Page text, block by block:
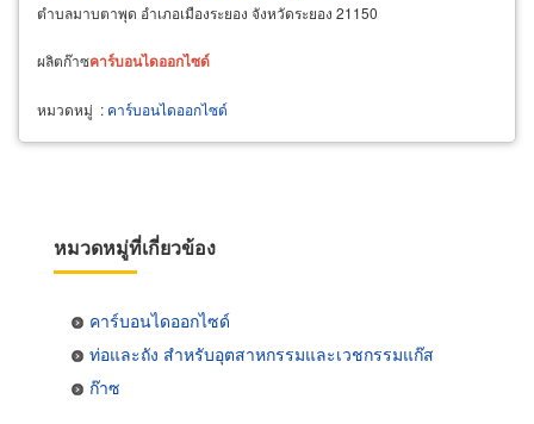
ตำบลมาบตาพุด อำเภอเมืองระยอง จังหวัดระยอง 21150
ผลิตก๊าซคาร์บอนไดออกไซด์
หมวดหมู่ : คาร์บอนไดออกไซด์
หมวดหมู่ที่เกี่ยวข้อง
คาร์บอนไดออกไซด์
ท่อและถัง สำหรับอุตสาหกรรมและเวชกรรมแก๊ส
ก๊าซ